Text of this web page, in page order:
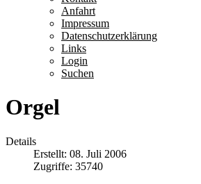
Anfahrt
Impressum
Datenschutzerklärung
Links
Login
Suchen
Orgel
Details
Erstellt: 08. Juli 2006
Zugriffe: 35740